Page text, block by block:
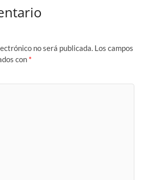
no será publicada. Los campos
con *